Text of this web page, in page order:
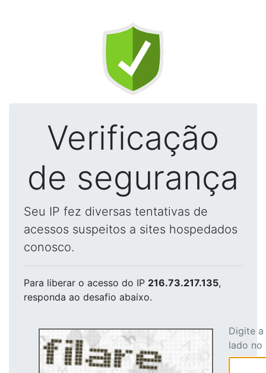
Verificação
de segurança
Seu IP fez diversas tentativas de
acessos suspeitos a sites hospedados
conosco.
Para liberar o acesso do IP 216.73.217.135,
responda ao desafio abaixo.
Digite
lado no